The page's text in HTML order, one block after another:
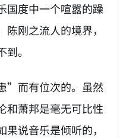
国度中一个喧嚣的躁
刚之流人的境界，
。
”而有位次的。虽然
和萧邦是毫无可比性
说音乐是倾听的，